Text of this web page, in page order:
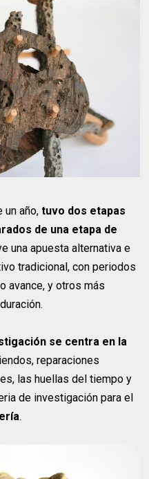
un año,tuvo dos etapas
de una etapa de
una apuesta alternativa e
tradicional, con periodos
avance, y otros más
se centra en la
reparaciones
las huellas del tiempo y
de investigación para el
.